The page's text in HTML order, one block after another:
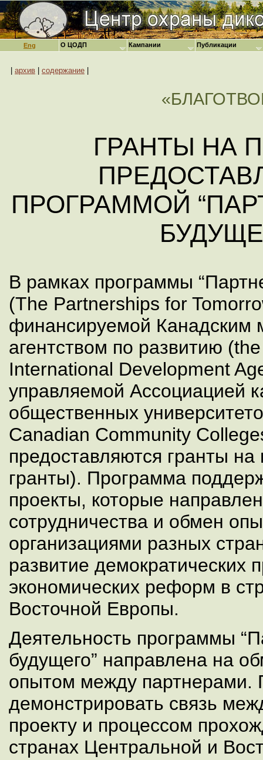
Eng
архив содержание
ГРАНТЫ НА
ПРОГРАММОЙ
В рамках программы
(The Partnerships for
финансируемой Канадским
агентством по развитию
International Development
управляемой Ассоциацией
общественных
Canadian Community
предоставляются гранты на
гранты). Программа
проекты, которые
сотрудничества и обмен
организациями разных
развитие демократических
экономических реформ в
Восточной Европы.
Деятельность программы
будущего” направлена на
опытом между
демонстрировать связь
проекту и процессом
странах Центральной и
О ЦОДП Кампании Публикации